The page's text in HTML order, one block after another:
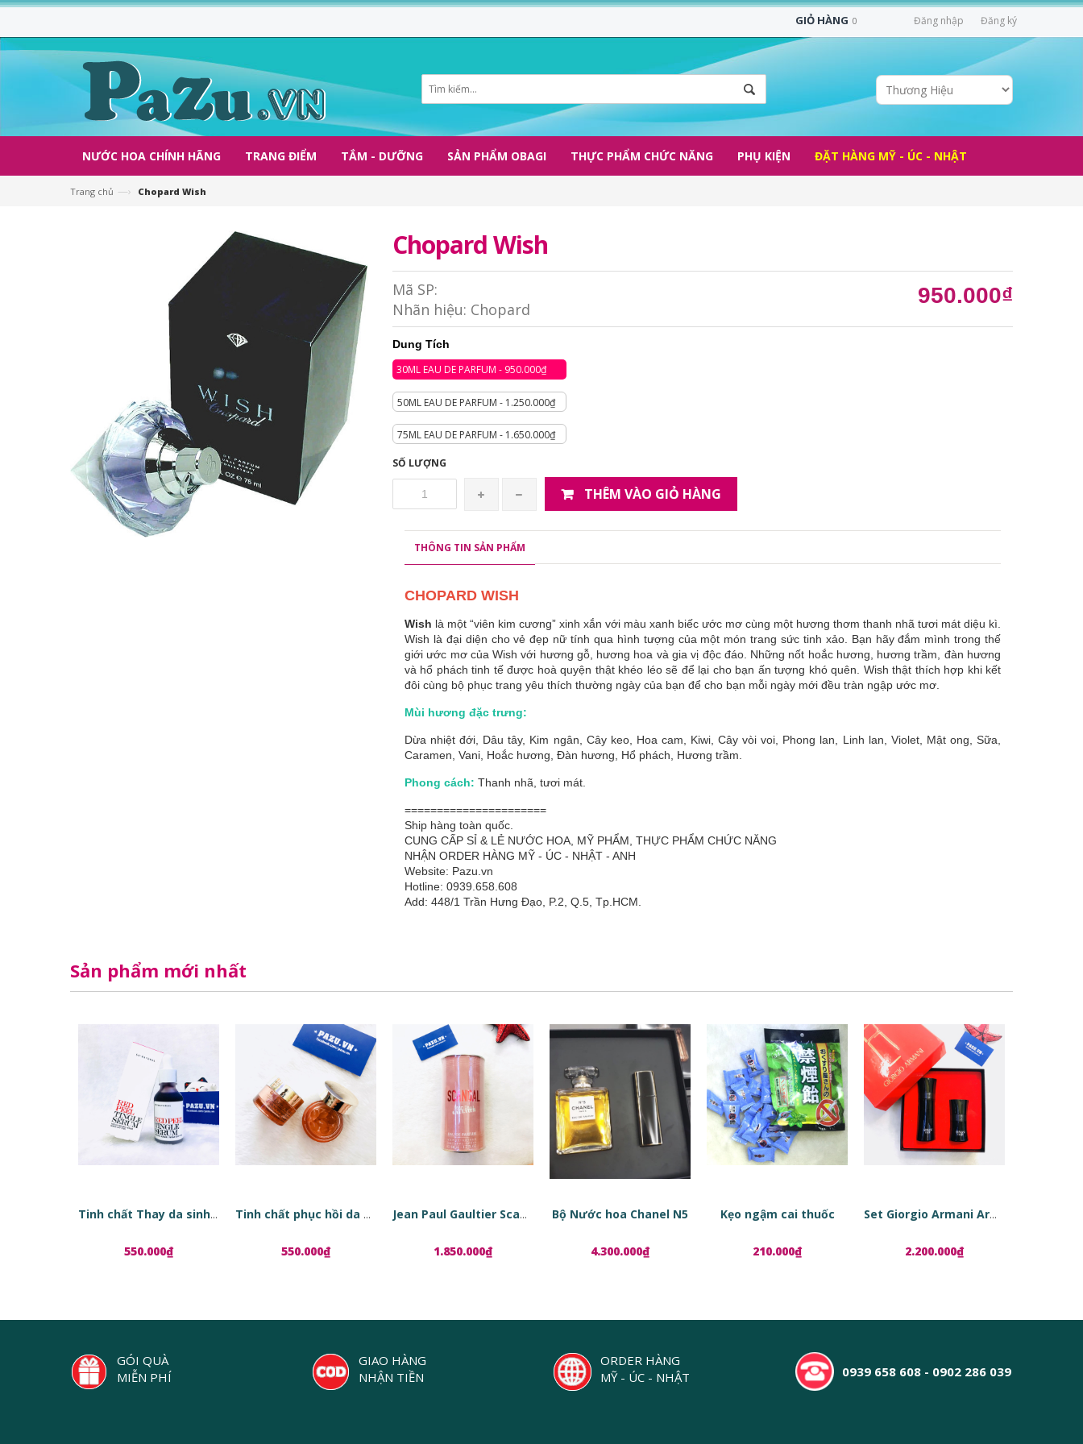
Đăng nhập Đăng ký
GIỎ HÀNG 0
NƯỚC HOA CHÍNH HÃNG TRANG ĐIỂM TẮM - DƯỠNG SẢN PHẨM OBAGI THỰC PHẨM CHỨC NĂNG PHỤ KIỆN ĐẶT HÀNG MỸ - ÚC - NHẬT
Trang chủ —› Chopard Wish
Chopard Wish
Mã SP:
Nhãn hiệu: Chopard
950.000₫
Dung Tích
30ML EAU DE PARFUM - 950.000₫
50ML EAU DE PARFUM - 1.250.000₫
75ML EAU DE PARFUM - 1.650.000₫
SỐ LƯỢNG
THÊM VÀO GIỎ HÀNG
THÔNG TIN SẢN PHẨM
CHOPARD WISH
Wish là một “viên kim cương” xinh xắn với màu xanh biếc ước mơ cùng một hương thơm thanh nhã tươi mát diệu kì.
Wish là đại diện cho vẻ đẹp nữ tính qua hình tượng của một món trang sức tinh xảo. Bạn hãy đắm mình trong thế
giới ước mơ của Wish với hương gỗ, hương hoa và gia vị độc đáo. Những nốt hoắc hương, hương trầm, đàn hương
và hổ phách tinh tế được hoà quyện thật khéo léo sẽ để lại cho bạn ấn tượng khó quên. Wish thật thích hợp khi kết
đôi cùng bộ phục trang yêu thích thường ngày của bạn để cho bạn mỗi ngày mới đều tràn ngập ước mơ.
Mùi hương đặc trưng:
Dừa nhiệt đới, Dâu tây, Kim ngân, Cây keo, Hoa cam, Kiwi, Cây vòi voi, Phong lan, Linh lan, Violet, Mật ong, Sữa,
Caramen, Vani, Hoắc hương, Đàn hương, Hổ phách, Hương trầm.
Phong cách: Thanh nhã, tươi mát.
======================
Ship hàng toàn quốc.
CUNG CẤP SỈ & LẺ NƯỚC HOA, MỸ PHẨM, THỰC PHẨM CHỨC NĂNG
NHẬN ORDER HÀNG MỸ - ÚC - NHẬT - ANH
Website: Pazu.vn
Hotline: 0939.658.608
Add: 448/1 Trần Hưng Đạo, P.2, Q.5, Tp.HCM.
Sản phẩm mới nhất
Tinh chất Thay da sinh học Red Peel Tingle Serum
550.000₫
Tinh chất phục hồi da dạng viên nang Estée Lauder Advanced Night Repair Ampoules
550.000₫
Jean Paul Gaultier Scandal EDP
1.850.000₫
Bộ Nước hoa Chanel N5
4.300.000₫
Kẹo ngậm cai thuốc
210.000₫
Set Giorgio Armani Armani Code
2.200.000₫
GÓI QUÀ
MIỄN PHÍ
GIAO HÀNG
NHẬN TIỀN
ORDER HÀNG
MỸ - ÚC - NHẬT
0939 658 608 - 0902 286 039